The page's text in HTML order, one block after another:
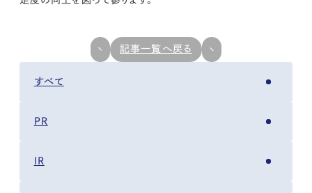
すべて
PR
IR
記事一覧へ戻る